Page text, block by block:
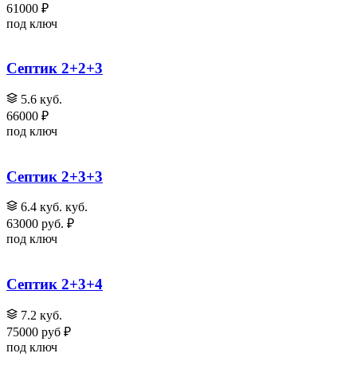
61000 ₽
под ключ
Септик 2+2+3
5.6 куб.
66000 ₽
под ключ
Септик 2+3+3
6.4 куб. куб.
63000 руб. ₽
под ключ
Септик 2+3+4
7.2 куб.
75000 руб ₽
под ключ